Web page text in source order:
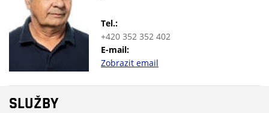
Tel.:
+420 352 352 402
E-mail:
Zobrazit email
SLUŽBY